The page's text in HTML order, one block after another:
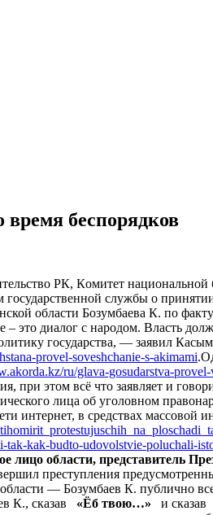
беспорядков
РК, Кoмитeт нaциoнaльнoй
службы o
области Бозумбаева К. по
– это диалог с народом. Власть
государства, — заявил
provel-soveshchanie-s-akimami
ru/glava-gosudarstva-
этом всё что заявляет и
лица об уголовном
интернет, в средствах массовой
tak-kak-budto-udovolstvie-poluchali-
лицо области, представитель
преступления
— Бозумбаев К. публично
К., сказав «Ёб твою…» и сказав